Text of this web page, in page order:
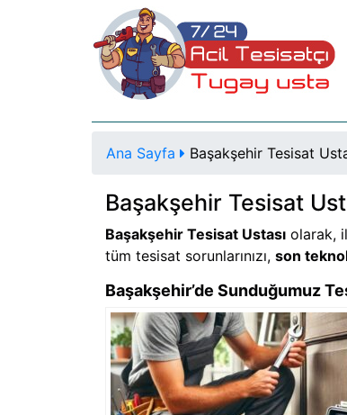
Ana Sayfa Başakşehir Tesisat
Başakşehir Tesisat
Başakşehir Tesisat Ustası olarak,
tüm tesisat sorunlarınızı, son
Başakşehir’de Sunduğumuz